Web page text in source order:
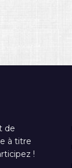
de
à titre
!